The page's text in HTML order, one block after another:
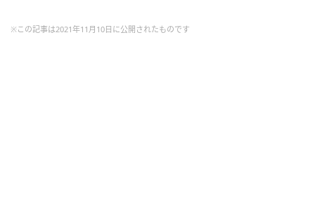
※この記事は2021年11月10日に公開されたものです